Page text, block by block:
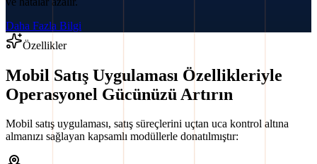
Daha Fazla Bilgi
Özellikler
Mobil Satış Uygulaması Özellikleriyle
Operasyonel Gücünüzü Artırın
Mobil satış uygulaması, satış süreçlerini uçtan uca kontrol altına
almanızı sağlayan kapsamlı modüllerle donatılmıştır: